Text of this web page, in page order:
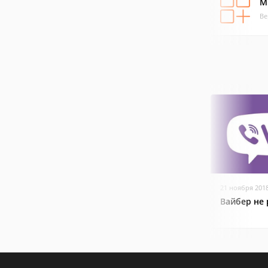
21 ноября
Вайбер не